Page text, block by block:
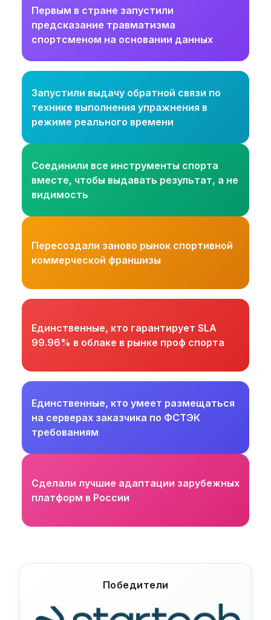
Первым в стране запустили
предсказание травматизма
спортсменом на основании данных
Запустили выдачу обратной связи по
технике выполнения упражнения в
режиме реального времени
Соединили все инструменты спорта
вместе, чтобы выдавать результат, а не
видимость
Пересоздали заново рынок спортивной
коммерческой франшизы
Единственные, кто гарантирует SLA
99.96% в облаке в рынке проф спорта
Единственные, кто умеет размещаться
на серверах заказчика по ФСТЭК
требованиям
Сделали лучшие адаптации зарубежных
платформ в России
Победители